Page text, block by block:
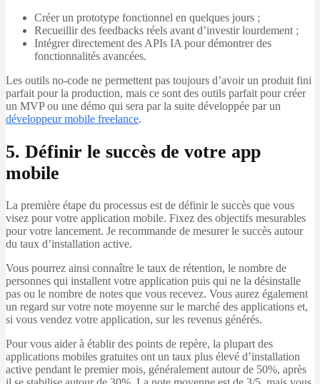
Créer un prototype fonctionnel en quelques jours ;
Recueillir des feedbacks réels avant d’investir lourdement ;
Intégrer directement des APIs IA pour démontrer des
fonctionnalités avancées.
Les outils no-code ne permettent pas toujours d’avoir un produit fini
parfait pour la production, mais ce sont des outils parfait pour créer
un MVP ou une démo qui sera par la suite développée par un
développeur mobile freelance.
5. Définir le succès de votre app
mobile
La première étape du processus est de définir le succès que vous
visez pour votre application mobile. Fixez des objectifs mesurables
pour votre lancement. Je recommande de mesurer le succès autour
du taux d’installation active.
Vous pourrez ainsi connaître le taux de rétention, le nombre de
personnes qui installent votre application puis qui ne la désinstalle
pas ou le nombre de notes que vous recevez. Vous aurez également
un regard sur votre note moyenne sur le marché des applications et,
si vous vendez votre application, sur les revenus générés.
Pour vous aider à établir des points de repère, la plupart des
applications mobiles gratuites ont un taux plus élevé d’installation
active pendant le premier mois, généralement autour de 50%, après